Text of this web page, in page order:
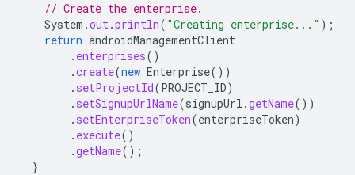
// Create the enterprise.
System .out.println( "Creating enterprise..." );
return androidManagementClient
. enterprises()
.create(new Enterprise())
. setProjectId(PROJECT_ID)
. setSignupUrlName(signupUrl .getName())
. setEnterpriseToken(enterpriseToken)
. execute()
.getName();
}